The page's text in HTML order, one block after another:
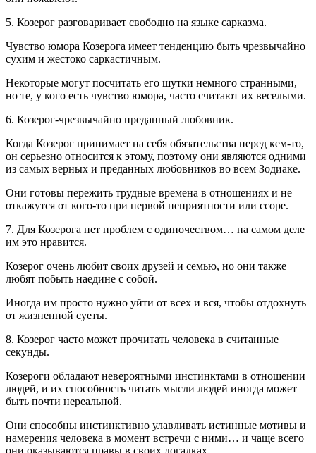
5. Козерог разговаривает свободно на языке сарказма.
Чувство юмора Козерога имеет тенденцию быть чрезвычайно
сухим и жестоко саркастичным.
Некоторые могут посчитать его шутки немного странными,
но те, у кого есть чувство юмора, часто считают их веселыми.
6. Козерог-чрезвычайно преданный любовник.
Когда Козерог принимает на себя обязательства перед кем-то,
он серьезно относится к этому, поэтому они являются одними
из самых верных и преданных любовников во всем Зодиаке.
Они готовы пережить трудные времена в отношениях и не
откажутся от кого-то при первой неприятности или ссоре.
7. Для Козерога нет проблем с одиночеством… на самом деле
им это нравится.
Козерог очень любит своих друзей и семью, но они также
любят побыть наедине с собой.
Иногда им просто нужно уйти от всех и вся, чтобы отдохнуть
от жизненной суеты.
8. Козерог часто может прочитать человека в считанные
секунды.
Козероги обладают невероятными инстинктами в отношении
людей, и их способность читать мысли людей иногда может
быть почти нереальной.
Они способны инстинктивно улавливать истинные мотивы и
намерения человека в момент встречи с ними… и чаще всего
они оказываются правы в своих догадках.